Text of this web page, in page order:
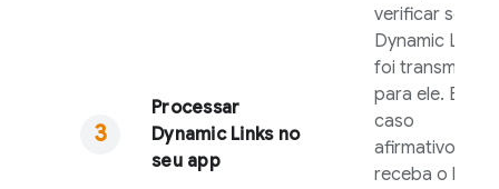
Processar
Dynamic Linksno
seu app
verificar se um
Dynamic Link
foi transmitido
para ele. Em
caso
afirmativo,
receba o link